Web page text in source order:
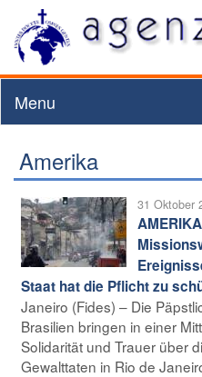
Menu
Amerika
31 Oktober
Staat hat die Pflicht zu
Janeiro (Fides) – Die
Brasilien bringen in einer
Solidarität und Trauer über
Gewalttaten in Rio de